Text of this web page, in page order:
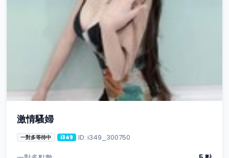
激情騷婦
一對多等待中 i349 ID: i349_300750